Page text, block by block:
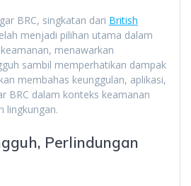
BRC, singkatan dari British
menjadi pilihan utama dalam
menawarkan
sambil memperhatikan dampak
membahas keunggulan, aplikasi,
BRC dalam konteks keamanan
lingkungan.
Perlindungan